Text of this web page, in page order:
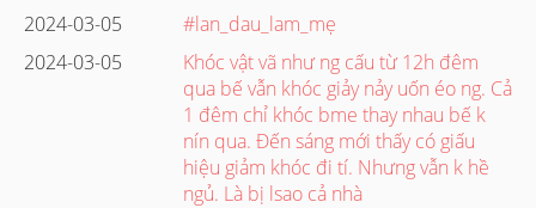
2024-03-05
#lan_dau_lam_mẹ
2024-03-05
Khóc vật vã như ng cấu từ 12h đêm
qua bế vẫn khóc giảy nảy uốn éo ng. Cả
1 đêm chỉ khóc bme thay nhau bế k
nín qua. Đến sáng mới thấy có giấu
hiệu giảm khóc đi tí. Nhưng vẫn k hề
ngủ. Là bị lsao cả nhà